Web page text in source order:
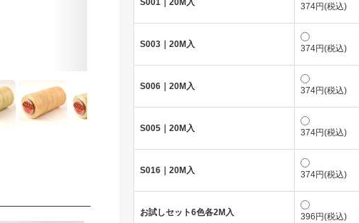
S001｜20M入 374円(税込)
S003｜20M入 374円(税込)
S006｜20M入 374円(税込)
S005｜20M入 374円(税込)
S016｜20M入 374円(税込)
お試しセット6色各2M入 396円(税込)